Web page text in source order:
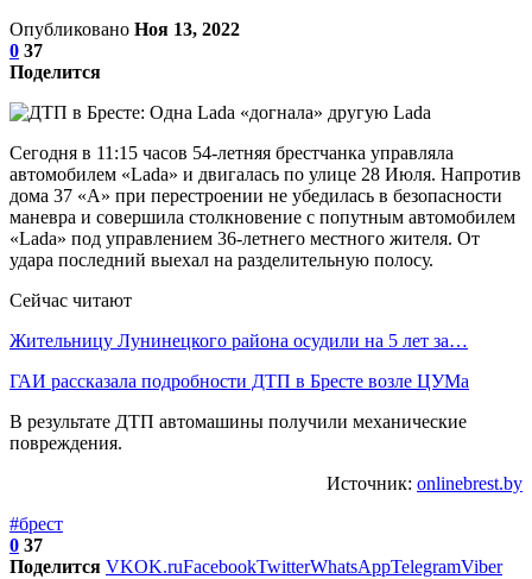
Опубликовано Ноя 13, 2022
0 37
Поделится
Сегодня в 11:15 часов 54-летняя брестчанка управляла
автомобилем «Lada» и двигалась по улице 28 Июля. Напротив
дома 37 «А» при перестроении не убедилась в безопасности
маневра и совершила столкновение с попутным автомобилем
«Lada» под управлением 36-летнего местного жителя. От
удара последний выехал на разделительную полосу.
Сейчас читают
Жительницу Лунинецкого района осудили на 5 лет за…
ГАИ рассказала подробности ДТП в Бресте возле ЦУМа
В результате ДТП автомашины получили механические
повреждения.
Источник: onlinebrest.by
#брест
0 37
Поделится VKOK.ruFacebookTwitterWhatsAppTelegramViber